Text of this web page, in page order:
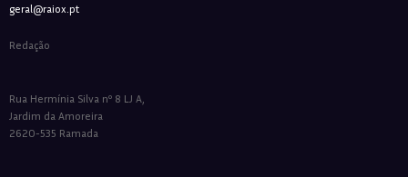
geral@raiox.pt
Redação
Rua Hermínia Silva nº 8 LJ A,
Jardim da Amoreira
2620-535 Ramada